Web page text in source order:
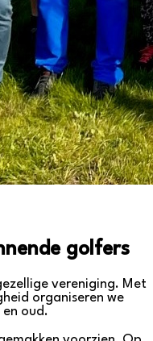
golfers
vereniging. Met
organiseren we
oud.